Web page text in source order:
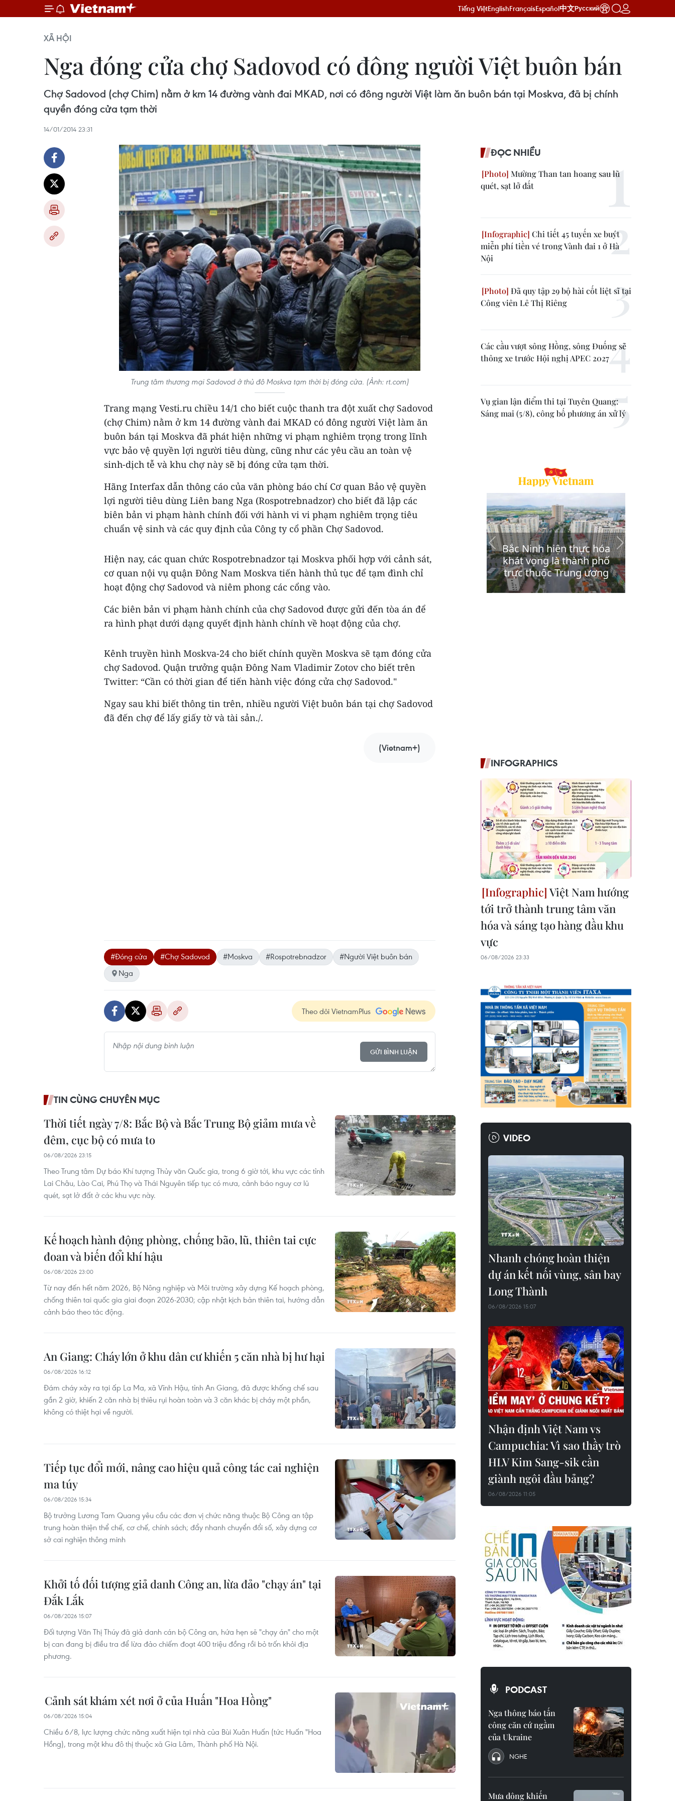
Tiếng ViệtEnglishFrançaisEspañol中文Русский
XÃ HỘI
Nga đóng cửa chợ Sadovod có đông người Việt buôn bán
Chợ Sadovod (chợ Chim) nằm ở km 14 đường vành đai MKAD, nơi có đông người Việt làm ăn buôn bán tại Moskva, đã bị chính
quyền đóng cửa tạm thời
14/01/2014 23:31
Trung tâm thương mại Sadovod ở thủ đô Moskva tạm thời bị đóng cửa. (Ảnh: rt.com)
Trang mạng Vesti.ru chiều 14/1 cho biết cuộc thanh tra đột xuất chợ Sadovod
(chợ Chim) nằm ở km 14 đường vành đai MKAD có đông người Việt làm ăn
buôn bán tại Moskva đã phát hiện những vi phạm nghiêm trọng trong lĩnh
vực bảo vệ quyền lợi người tiêu dùng, cũng như các yêu cầu an toàn vệ
sinh-dịch tễ và khu chợ này sẽ bị đóng cửa tạm thời.
Hãng Interfax dẫn thông cáo của văn phòng báo chí Cơ quan Bảo vệ quyền
lợi người tiêu dùng Liên bang Nga (Rospotrebnadzor) cho biết đã lập các
biên bản vi phạm hành chính đối với hành vi vi phạm nghiêm trọng tiêu
chuẩn vệ sinh và các quy định của Công ty cổ phần Chợ Sadovod.
Hiện nay, các quan chức Rospotrebnadzor tại Moskva phối hợp với cảnh sát,
cơ quan nội vụ quận Đông Nam Moskva tiến hành thủ tục để tạm đình chỉ
hoạt động chợ Sadovod và niêm phong các cổng vào.
Các biên bản vi phạm hành chính của chợ Sadovod được gửi đến tòa án để
ra hình phạt dưới dạng quyết định hành chính về hoạt động của chợ.
Kênh truyền hình Moskva-24 cho biết chính quyền Moskva sẽ tạm đóng cửa
chợ Sadovod. Quận trưởng quận Đông Nam Vladimir Zotov cho biết trên
Twitter: “Cần có thời gian để tiến hành việc đóng cửa chợ Sadovod."
Ngay sau khi biết thông tin trên, nhiều người Việt buôn bán tại chợ Sadovod
đã đến chợ để lấy giấy tờ và tài sản./.
(Vietnam+)
#Đóng cửa #Chợ Sadovod #Moskva #Rospotrebnadzor
#Người Việt buôn bán
Nga
Theo dõi VietnamPlus
GỬI BÌNH LUẬN
TIN CÙNG CHUYÊN MỤC
Thời tiết ngày 7/8: Bắc Bộ và Bắc Trung Bộ giảm mưa về
đêm, cục bộ có mưa to
06/08/2026 23:15
Theo Trung tâm Dự báo Khí tượng Thủy văn Quốc gia, trong 6 giờ tới, khu vực các tỉnh
Lai Châu, Lào Cai, Phú Thọ và Thái Nguyên tiếp tục có mưa, cảnh báo nguy cơ lũ
quét, sạt lở đất ở các khu vực này.
Kế hoạch hành động phòng, chống bão, lũ, thiên tai cực
đoan và biến đổi khí hậu
06/08/2026 23:00
Từ nay đến hết năm 2026, Bộ Nông nghiệp và Môi trường xây dựng Kế hoạch phòng,
chống thiên tai quốc gia giai đoạn 2026-2030; cập nhật kịch bản thiên tai, hướng dẫn
cảnh báo theo tác động.
An Giang: Cháy lớn ở khu dân cư khiến 5 căn nhà bị hư hại
06/08/2026 16:12
Đám cháy xảy ra tại ấp La Ma, xã Vĩnh Hậu, tỉnh An Giang, đã được khống chế sau
gần 2 giờ, khiến 2 căn nhà bị thiêu rụi hoàn toàn và 3 căn khác bị cháy một phần,
không có thiệt hại về người.
Tiếp tục đổi mới, nâng cao hiệu quả công tác cai nghiện
ma túy
06/08/2026 15:34
Bộ trưởng Lương Tam Quang yêu cầu các đơn vị chức năng thuộc Bộ Công an tập
trung hoàn thiện thể chế, cơ chế, chính sách; đẩy nhanh chuyển đổi số, xây dựng cơ
sở cai nghiện thông minh
Khởi tố đối tượng giả danh Công an, lừa đảo "chạy án" tại
Đắk Lắk
06/08/2026 15:07
Đối tượng Văn Thị Thúy đã giả danh cán bộ Công an, hứa hẹn sẽ "chạy án" cho một
bị can đang bị điều tra để lừa đảo chiếm đoạt 400 triệu đồng rồi bỏ trốn khỏi địa
phương.
Cảnh sát khám xét nơi ở của Huấn "Hoa Hồng"
06/08/2026 15:04
Chiều 6/8, lực lượng chức năng xuất hiện tại nhà của Bùi Xuân Huấn (tức Huấn "Hoa
Hồng), trong một khu đô thị thuộc xã Gia Lâm, Thành phố Hà Nội.
ĐỌC NHIỀU
Mường Than tan hoang sau lũ
quét, sạt lở đất
Chi tiết 45 tuyến xe buýt
miễn phí tiền vé trong Vành đai 1 ở Hà
Nội
Đã quy tập 29 bộ hài cốt liệt sĩ tại
Công viên Lê Thị Riêng
Các cầu vượt sông Hồng, sông Đuống sẽ
thông xe trước Hội nghị APEC 2027
Vụ gian lận điểm thi tại Tuyên Quang:
Sáng mai (5/8), công bố phương án xử lý
INFOGRAPHICS
Việt Nam hướng
tới trở thành trung tâm văn
hóa và sáng tạo hàng đầu khu
vực
06/08/2026 23:33
VIDEO
Nhanh chóng hoàn thiện
dự án kết nối vùng, sân bay
Long Thành
06/08/2026 15:07
Nhận định Việt Nam vs
Campuchia: Vì sao thầy trò
HLV Kim Sang-sik cần
giành ngôi đầu bảng?
06/08/2026 11:05
PODCAST
Nga thông báo tấn
công căn cứ ngầm
của Ukraine
NGHE
Mưa dông khiến